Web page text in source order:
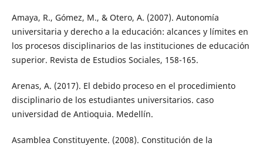
Amaya, R., Gómez, M., & Otero, A. (2007). Autonomía
universitaria y derecho a la educación: alcances y límites en
los procesos disciplinarios de las instituciones de educación
superior. Revista de Estudios Sociales, 158-165.
Arenas, A. (2017). El debido proceso en el procedimiento
disciplinario de los estudiantes universitarios. caso
universidad de Antioquia. Medellín.
Asamblea Constituyente. (2008). Constitución de la